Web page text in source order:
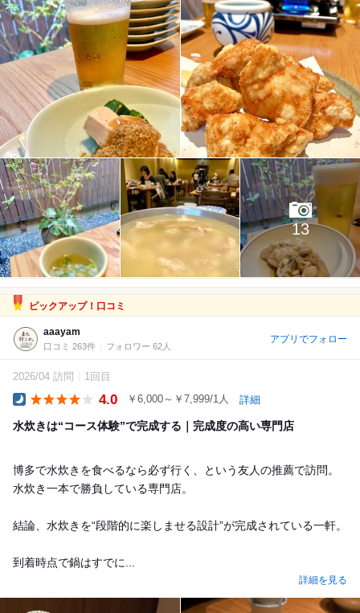
13
ピックアップ！口コミ
aaayam
口コミ 263件 フォロワー 62人
アプリでフォロー
2026/04 訪問 1回目
4.0 ￥6,000～￥7,999/1人 詳細
水炊きは“コース体験”で完成する｜完成度の高い専門店
博多で水炊きを食べるなら必ず行く、という友人の推薦で訪問。
水炊き一本で勝負している専門店。
結論、水炊きを“段階的に楽しませる設計”が完成されている一軒。
到着時点で鍋はすでに...
詳細を見る